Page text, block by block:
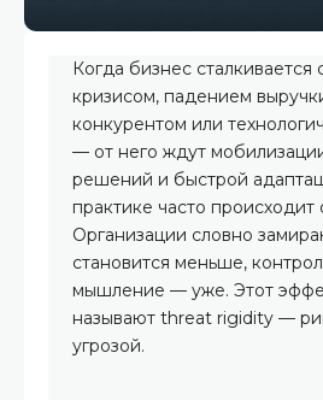
Когда бизнес сталкивается
кризисом, падением
конкурентом или
— от него ждут
решений и быстрой
практике часто происходит
Организации словно
становится меньше,
мышление — уже. Этот
называют threat rigidity —
угрозой.